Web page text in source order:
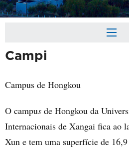
Campi
Campus de Hongkou
O campus de Hongkou da
Internacionais de Xangai fica ao
Xun e tem uma superfície de